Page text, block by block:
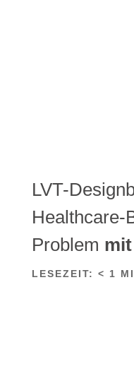
LVT-
Healthcare-
Problem
LESEZEIT: < 1